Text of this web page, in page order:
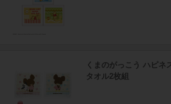
くまのがっこう ハピネ
タオル2枚組